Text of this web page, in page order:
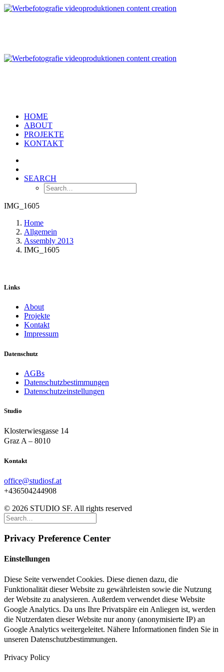
HOME
ABOUT
PROJEKTE
KONTAKT
SEARCH
IMG_1605
Home
Allgemein
Assembly 2013
IMG_1605
Links
About
Projekte
Kontakt
Impressum
Datenschutz
AGBs
Datenschutzbestimmungen
Datenschutzeinstellungen
Studio
Klosterwiesgasse 14
Graz A – 8010
Kontakt
office@studiosf.at
+436504244908
© 2026 STUDIO SF. All rights reserved
Privacy Preference Center
Einstellungen
Diese Seite verwendet Cookies. Diese dienen dazu, die
Funktionalität dieser Website zu gewährleisten sowie die Nutzung
der Website zu analysieren. Außerdem verwendet diese Website
Google Analytics. Da uns Ihre Privatspäre ein Anliegen ist, werden
die Nutzerdaten dieser Website nur anony (anonymisierte IP) an
Google Analytics weitergeleitet. Nähere Informationen finden Sie in
unseren Datenschutzbestimmungen.
Privacy Policy